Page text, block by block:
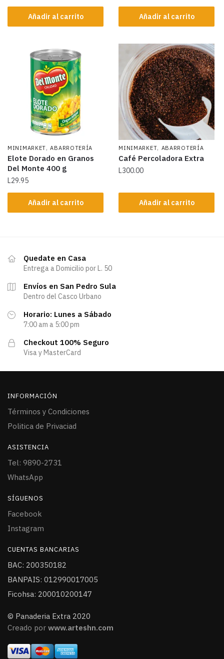
Añadir al carrito Añadir al carrito
MINIMARKET,ABARROTERÍA
Elote Dorado en Granos
Del Monte 400 g
L29.95
Añadir al carrito
MINIMARKET, ABARROTERÍA
Café Percoladora Extra
L300.00
Añadir al carrito
Quedate en Casa
Entrega a Domicilio por L. 50
Envíos en San Pedro Sula
Dentro del Casco Urbano
Horario: Lunes a Sábado
7:00 am a 5:00 pm
Checkout 100% Seguro
Visa y MasterCard
INFORMACIÓN
Términos y Condiciones
Politica de Privaciad
ASISTENCIA
Tel: 9890-2731
WhatsApp
SÍGUENOS
Facebook
Instagram
CUENTAS BANCARIAS
BAC: 200350182
BANPAIS: 012990017005
Ficohsa: 200010200147
© Panaderia Extra 2020
Creado por www.arteshn.com